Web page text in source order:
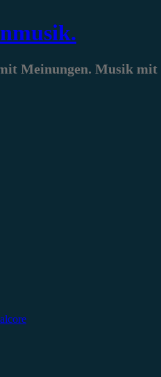
Meinungen. Musik